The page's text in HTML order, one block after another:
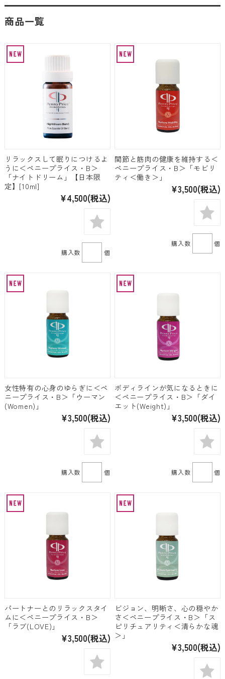
商品一覧
リラックスして眠りにつけるよ
うに＜ペニープライス・B＞
「ナイトドリーム」【日本限
定】[10ml]
¥4,500(税込)
購入数 個
関節と筋肉の健康を維持する＜
ペニープライス・B＞「モビリ
ティ＜働き＞」
¥3,500(税込)
購入数 個
女性特有の心身のゆらぎに＜ペ
ニープライス・B＞「ウーマン
(Women)」
¥3,500(税込)
購入数 個
ボディラインが気になるときに
＜ペニープライス・B＞「ダイ
エット(Weight)」
¥3,500(税込)
購入数 個
パートナーとのリラックスタイ
ムに＜ペニープライス・B＞
「ラブ(LOVE)」
¥3,500(税込)
ビジョン、明晰さ、心の穏やか
さ＜ペニープライス・B＞「ス
ピリチュアリティ＜清らかな魂
＞」
¥3,500(税込)